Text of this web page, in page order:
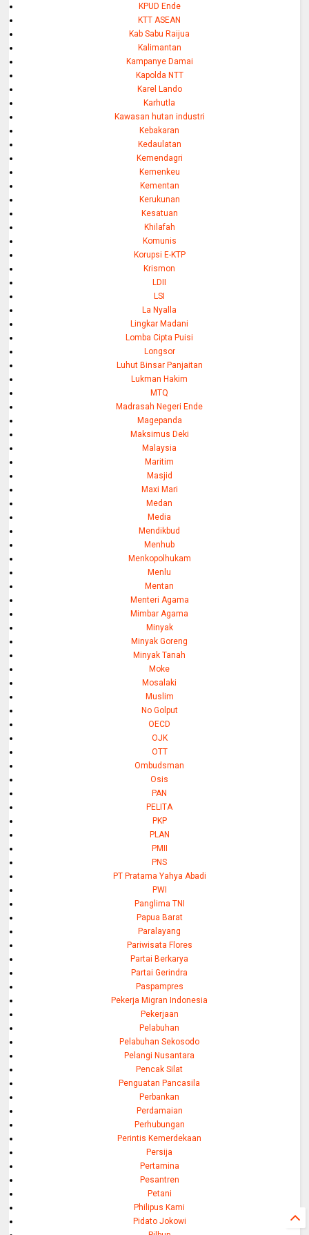
KPUD Ende
KTT ASEAN
Kab Sabu Raijua
Kalimantan
Kampanye Damai
Kapolda NTT
Karel Lando
Karhutla
Kawasan hutan industri
Kebakaran
Kedaulatan
Kemendagri
Kemenkeu
Kementan
Kerukunan
Kesatuan
Khilafah
Komunis
Korupsi E-KTP
Krismon
LDII
LSI
La Nyalla
Lingkar Madani
Lomba Cipta Puisi
Longsor
Luhut Binsar Panjaitan
Lukman Hakim
MTQ
Madrasah Negeri Ende
Magepanda
Maksimus Deki
Malaysia
Maritim
Masjid
Maxi Mari
Medan
Media
Mendikbud
Menhub
Menkopolhukam
Menlu
Mentan
Menteri Agama
Mimbar Agama
Minyak
Minyak Goreng
Minyak Tanah
Moke
Mosalaki
Muslim
No Golput
OECD
OJK
OTT
Ombudsman
Osis
PAN
PELITA
PKP
PLAN
PMII
PNS
PT Pratama Yahya Abadi
PWI
Panglima TNI
Papua Barat
Paralayang
Pariwisata Flores
Partai Berkarya
Partai Gerindra
Paspampres
Pekerja Migran Indonesia
Pekerjaan
Pelabuhan
Pelabuhan Sekosodo
Pelangi Nusantara
Pencak Silat
Penguatan Pancasila
Perbankan
Perdamaian
Perhubungan
Perintis Kemerdekaan
Persija
Pertamina
Pesantren
Petani
Philipus Kami
Pidato Jokowi